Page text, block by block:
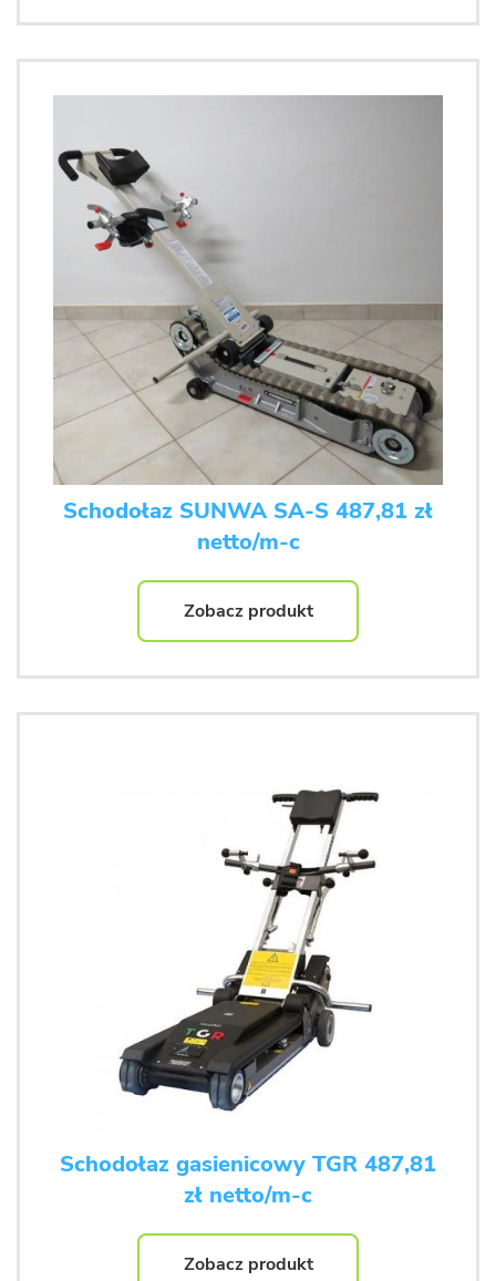
Schodołaz SUNWA SA-S 487,81 zł
netto/m-c
Zobacz produkt
Schodołaz gasienicowy TGR 487,81
zł netto/m-c
Zobacz produkt